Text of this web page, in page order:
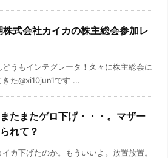
式会社カイカの株主総会参加レ
どうもインテグレータ！久々に株主総会に
きた@xi10jun1です ...
たまたゲロ下げ・・・。マザー
れて？
カ下げたのか。もういいよ。放置放置。